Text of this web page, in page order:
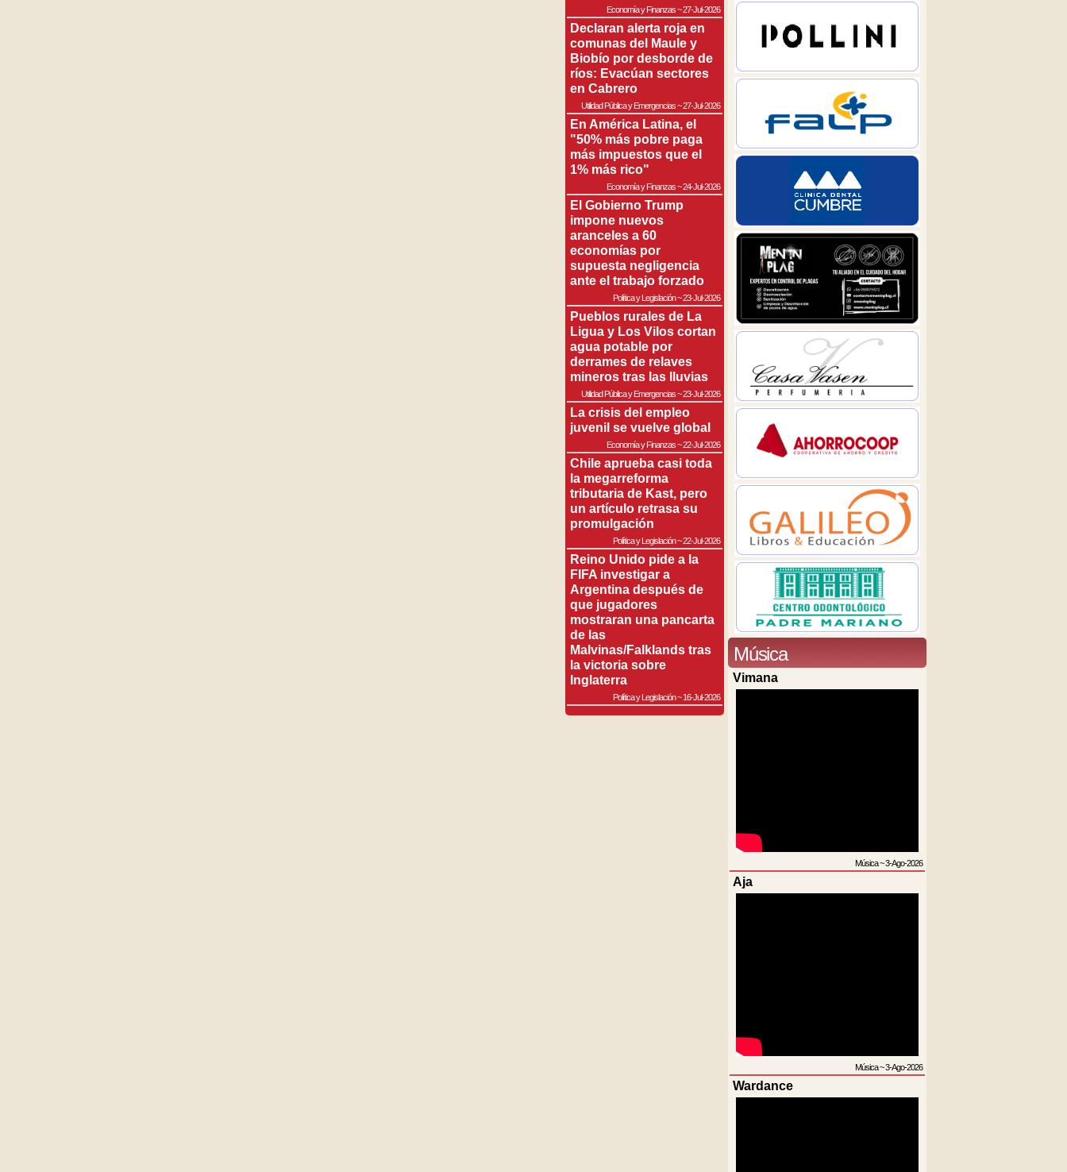
Economía y Finanzas~27-Jul-2026
Declaran alerta roja en
comunas del Maule y
Biobío por desborde de
ríos: Evacúan sectores
en Cabrero
Utilidad Pública y Emergencias~27-Jul-2026
En América Latina, el
"50% más pobre paga
más impuestos que el
1% más rico"
Economía y Finanzas~24-Jul-2026
El Gobierno Trump
impone nuevos
aranceles a 60
economías por
supuesta negligencia
ante el trabajo forzado
Política y Legislación~23-Jul-2026
Pueblos rurales de La
Ligua y Los Vilos cortan
agua potable por
derrames de relaves
mineros tras las lluvias
Utilidad Pública y Emergencias~23-Jul-2026
La crisis del empleo
juvenil se vuelve global
Economía y Finanzas~22-Jul-2026
Chile aprueba casi toda
la megarreforma
tributaria de Kast, pero
un artículo retrasa su
promulgación
Política y Legislación~22-Jul-2026
Reino Unido pide a la
FIFA investigar a
Argentina después de
que jugadores
mostraran una pancarta
de las
Malvinas/Falklands tras
la victoria sobre
Inglaterra
Política y Legislación~16-Jul-2026
Música
Vimana
Música~3-Ago-2026
Aja
Música~3-Ago-2026
Wardance